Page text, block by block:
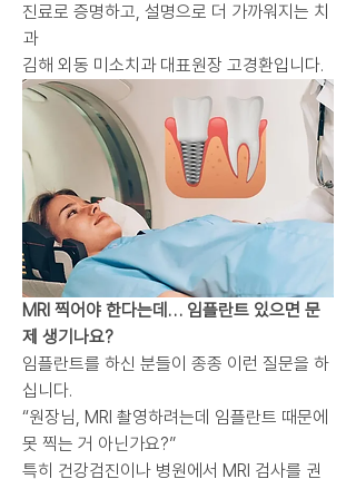
진료로 증명하고, 설명으로 더 가까워지는 치
과
김해 외동 미소치과 대표원장 고경환입니다.
MRI 찍어야 한다는데… 임플란트 있으면 문
제 생기나요?
임플란트를 하신 분들이 종종 이런 질문을 하
십니다.
“원장님, MRI 촬영하려는데 임플란트 때문에
못 찍는 거 아닌가요?”
특히 건강검진이나 병원에서 MRI 검사를 권